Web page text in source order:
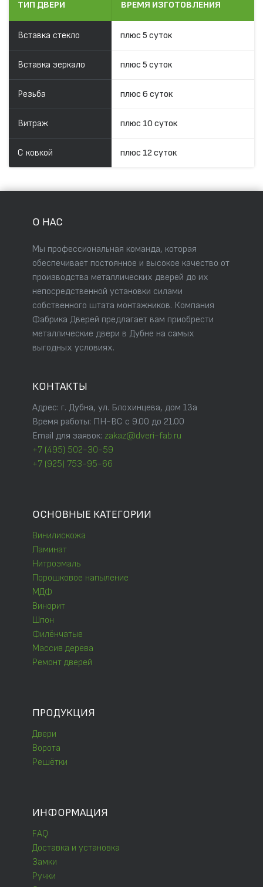
ТИП ДВЕРИ ВРЕМЯ ИЗГОТОВЛЕНИЯ
Вставка стекло плюс 5 суток
Вставка зеркало плюс 5 суток
Резьба плюс 6 суток
Витраж плюс 10 суток
С ковкой плюс 12 суток
О НАС
Мы профессиональная команда, которая
обеспечивает постоянное и высокое качество от
производства металлических дверей до их
непосредственной установки силами
собственного штата монтажников. Компания
Фабрика Дверей предлагает вам приобрести
металлические двери в Дубне на самых
выгодных условиях.
КОНТАКТЫ
Адрес: г. Дубна, ул. Блохинцева, дом 13а
Время работы: ПН-ВС с 9.00 до 21.00
Email для заявок: zakaz@dveri-fab.ru
+7 (495) 502-30-59
+7 (925) 753-95-66
ОСНОВНЫЕ КАТЕГОРИИ
Винилискожа
Ламинат
Нитроэмаль
Порошковое напыление
МДФ
Винорит
Шпон
Филёнчатые
Массив дерева
Ремонт дверей
ПРОДУКЦИЯ
Двери
Ворота
Решётки
ИНФОРМАЦИЯ
FAQ
Доставка и установка
Замки
Ручки